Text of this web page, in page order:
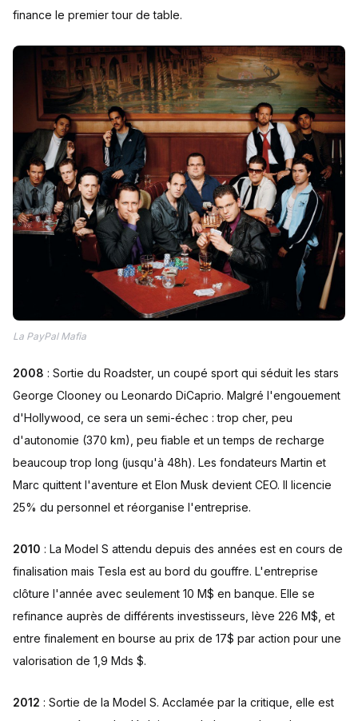
finance le premier tour de table.
La PayPal Mafia
2008 : Sortie du Roadster, un coupé sport qui séduit les stars
George Clooney ou Leonardo DiCaprio. Malgré l'engouement
d'Hollywood, ce sera un semi-échec : trop cher, peu
d'autonomie (370 km), peu fiable et un temps de recharge
beaucoup trop long (jusqu'à 48h). Les fondateurs Martin et
Marc quittent l'aventure et Elon Musk devient CEO. Il licencie
25% du personnel et réorganise l'entreprise.
2010 : La Model S attendu depuis des années est en cours de
finalisation mais Tesla est au bord du gouffre. L'entreprise
clôture l'année avec seulement 10 M$ en banque. Elle se
refinance auprès de différents investisseurs, lève 226 M$, et
entre finalement en bourse au prix de 17$ par action pour une
valorisation de 1,9 Mds $.
2012 : Sortie de la Model S. Acclamée par la critique, elle est